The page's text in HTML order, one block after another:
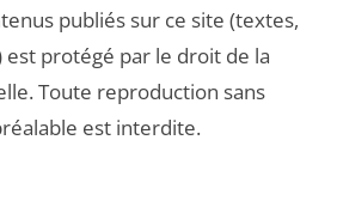
publiés sur ce site (textes,
est protégé par le droit de la
Toute reproduction sans
est interdite.